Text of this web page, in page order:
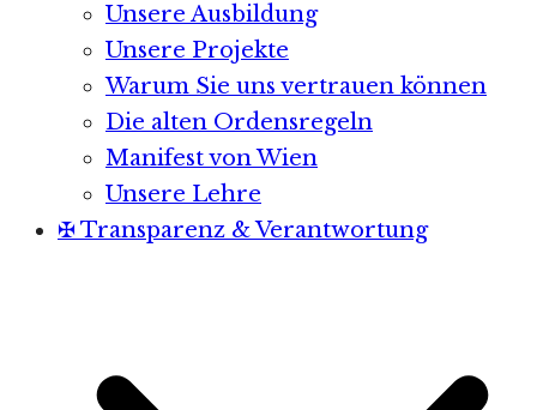
Unsere Ausbildung
Unsere Projekte
Warum Sie uns vertrauen können
Die alten Ordensregeln
Manifest von Wien
Unsere Lehre
✠ Transparenz & Verantwortung